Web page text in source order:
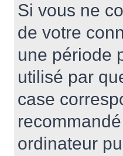
Si vous ne
de votre
une période
utilisé par
case
ordinateur